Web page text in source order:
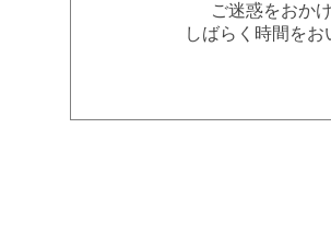
ご迷惑をおか
しばらく時間を